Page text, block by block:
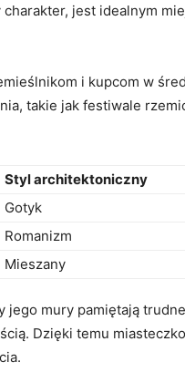
jest idealnym
i kupcom w
takie jak festiwale
Styl ⁣architektoniczny
Gotyk
Romanizm
Mieszany
mury pamiętają
Dzięki temu‌